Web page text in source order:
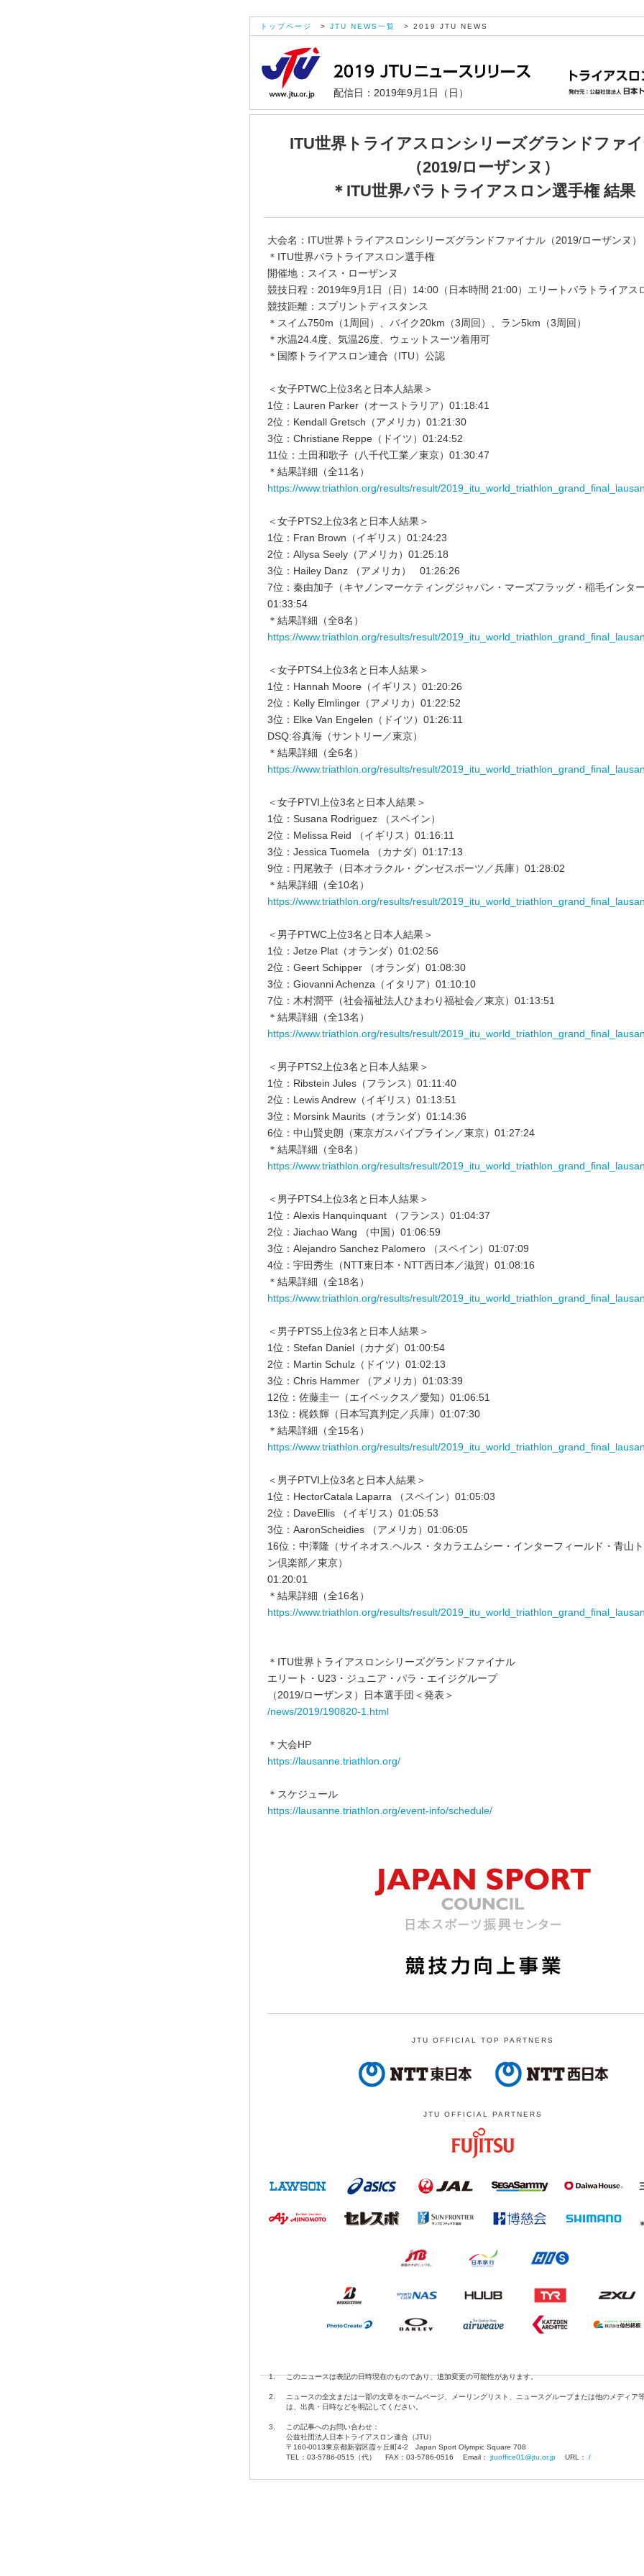
トップページ > JTU NEWS一覧 > 2019 JTU NEWS
配信日：2019年9月1日（日）
ITU世界トライアスロンシリーズグランドファ
（2019/ローザンヌ）
＊ITU世界パラトライアスロン選手権 結果
大会名：ITU世界トライアスロンシリーズグランドファイナル（2019/ローザンヌ）
＊ITU世界パラトライアスロン選手権
開催地：スイス・ローザンヌ
競技日程：2019年9月1日（日）14:00（日本時間 21:00）エリートパラトライアス
競技距離：スプリントディスタンス
＊スイム750m（1周回）、バイク20km（3周回）、ラン5km（3周回）
＊水温24.4度、気温26度、ウェットスーツ着用可
＊国際トライアスロン連合（ITU）公認
＜女子PTWC上位3名と日本人結果＞
1位：Lauren Parker（オーストラリア）01:18:41
2位：Kendall Gretsch（アメリカ）01:21:30
3位：Christiane Reppe（ドイツ）01:24:52
11位：土田和歌子（八千代工業／東京）01:30:47
＊結果詳細（全11名）
https://www.triathlon.org/results/result/
＜女子PTS2上位3名と日本人結果＞
1位：Fran Brown（イギリス）01:24:23
2位：Allysa Seely（アメリカ）01:25:18
3位：Hailey Danz （アメリカ） 01:26:26
7位：秦由加子（キヤノンマーケティングジャパン・マーズフラッグ・稲毛インター
01:33:54
＊結果詳細（全8名）
https://www.triathlon.org/results/result/
＜女子PTS4上位3名と日本人結果＞
1位：Hannah Moore（イギリス）01:20:26
2位：Kelly Elmlinger（アメリカ）01:22:52
3位：Elke Van Engelen（ドイツ）01:26:11
DSQ:谷真海（サントリー／東京）
＊結果詳細（全6名）
https://www.triathlon.org/results/result/
＜女子PTVI上位3名と日本人結果＞
1位：Susana Rodriguez （スペイン）
2位：Melissa Reid （イギリス）01:16:11
3位：Jessica Tuomela （カナダ）01:17:13
9位：円尾敦子（日本オラクル・グンゼスポーツ／兵庫）01:28:02
＊結果詳細（全10名）
https://www.triathlon.org/results/result/
＜男子PTWC上位3名と日本人結果＞
1位：Jetze Plat（オランダ）01:02:56
2位：Geert Schipper （オランダ）01:08:30
3位：Giovanni Achenza（イタリア）01:10:10
7位：木村潤平（社会福祉法人ひまわり福祉会／東京）01:13:51
＊結果詳細（全13名）
https://www.triathlon.org/results/result/
＜男子PTS2上位3名と日本人結果＞
1位：Ribstein Jules（フランス）01:11:40
2位：Lewis Andrew（イギリス）01:13:51
3位：Morsink Maurits（オランダ）01:14:36
6位：中山賢史朗（東京ガスパイプライン／東京）01:27:24
＊結果詳細（全8名）
https://www.triathlon.org/results/result/
＜男子PTS4上位3名と日本人結果＞
1位：Alexis Hanquinquant （フランス）01:04:37
2位：Jiachao Wang （中国）01:06:59
3位：Alejandro Sanchez Palomero （スペイン）01:07:09
4位：宇田秀生（NTT東日本・NTT西日本／滋賀）01:08:16
＊結果詳細（全18名）
https://www.triathlon.org/results/result/
＜男子PTS5上位3名と日本人結果＞
1位：Stefan Daniel（カナダ）01:00:54
2位：Martin Schulz（ドイツ）01:02:13
3位：Chris Hammer （アメリカ）01:03:39
12位：佐藤圭一（エイベックス／愛知）01:06:51
13位：梶鉄輝（日本写真判定／兵庫）01:07:30
＊結果詳細（全15名）
https://www.triathlon.org/results/result/
＜男子PTVI上位3名と日本人結果＞
1位：HectorCatala Laparra （スペイン）01:05:03
2位：DaveEllis （イギリス）01:05:53
3位：AaronScheidies （アメリカ）01:06:05
16位：中澤隆（サイネオス.ヘルス・タカラエムシー・インターフィールド・青山
ン倶楽部／東京）
01:20:01
＊結果詳細（全16名）
https://www.triathlon.org/results/result/
＊ITU世界トライアスロンシリーズグランドファイナル
エリート・U23・ジュニア・パラ・エイジグループ
（2019/ローザンヌ）日本選手団＜発表＞
/news/2019/190820-1.html
＊大会HP
https://lausanne.triathlon.org/
＊スケジュール
https://lausanne.triathlon.org/event-info/schedule/
JTU OFFICIAL TOP PARTNERS
JTU OFFICIAL PARTNERS
1. このニュースは表記の日時現在のものであり、追加変更の可能性があります。
2.
ニュースの全文または一部の文章をホームページ、メーリングリスト、ニュースグループまたは他のメディア
は、出典・日時などを明記してください。
3.
この記事へのお問い合わせ：
公益社団法人日本トライアスロン連合（JTU）
〒160-0013東京都新宿区霞ヶ丘町4-2 Japan Sport Olympic Square 708
TEL：03-5786-0515（代） FAX：03-5786-0516 Email： jtuoffice01@jtu.or.jp URL： /